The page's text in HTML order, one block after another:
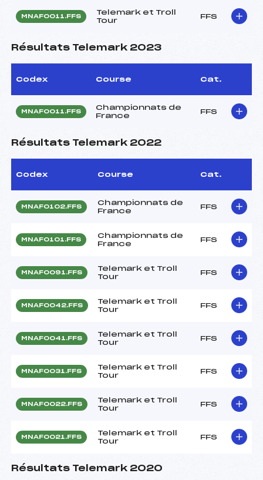
MNAF0011.FFS
Telemark et Troll
Tour
FFS
Résultats Telemark 2023
Codex Course Cat.
MNAF0011.FFS
Championnats de
France
FFS
Résultats Telemark 2022
Codex Course Cat.
MNAF0102.FFS
Championnats de
France
FFS
MNAF0101.FFS
Championnats de
France
FFS
MNAF0091.FFS
Telemark et Troll
Tour
FFS
MNAF0042.FFS
Telemark et Troll
Tour
FFS
MNAF0041.FFS
Telemark et Troll
Tour
FFS
MNAF0031.FFS
Telemark et Troll
Tour
FFS
MNAF0022.FFS
Telemark et Troll
Tour
FFS
MNAF0021.FFS
Telemark et Troll
Tour
FFS
Résultats Telemark 2020